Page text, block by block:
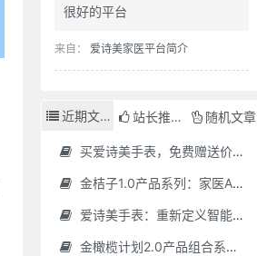
很好的平台
来自： 爱诗美家医平台简介
近期文章 站长推荐 随机文章
买爱诗美手表，免费赠送价值30000元的数智化门店系统一套（含硬件）
金桔子1.0产品系列：家医AI慢病管理项目全国招募区域合伙人，低投入，高回报，长收益
爱诗美手表：重新定义智能健康管理的“医疗级守护者”
金橄榄计划2.0产品组合系列：健康分布机（健康一体机）+慢病管理系统，可落地在健康小屋，社区服务中心等等